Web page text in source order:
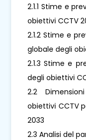
2.1.1 Stime e
obiettivi CCTV
2.1.2 Stime e
globale degli
2.1.3 Stime e
degli obiettivi
2.2
obiettivi CCTV
2033
2.3 Analisi del